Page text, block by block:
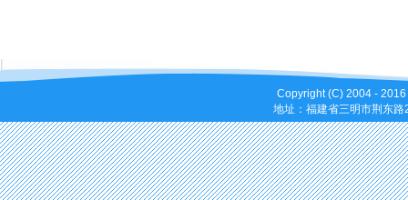
Copyright (C) 2004 -
地址：福建省三明市荆东